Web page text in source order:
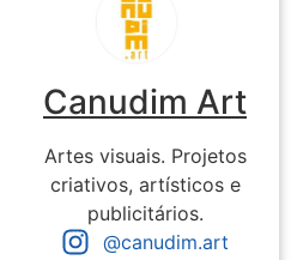
Canudim Art
Artes visuais. Projetos
criativos, artísticos e
publicitários.
@canudim.art